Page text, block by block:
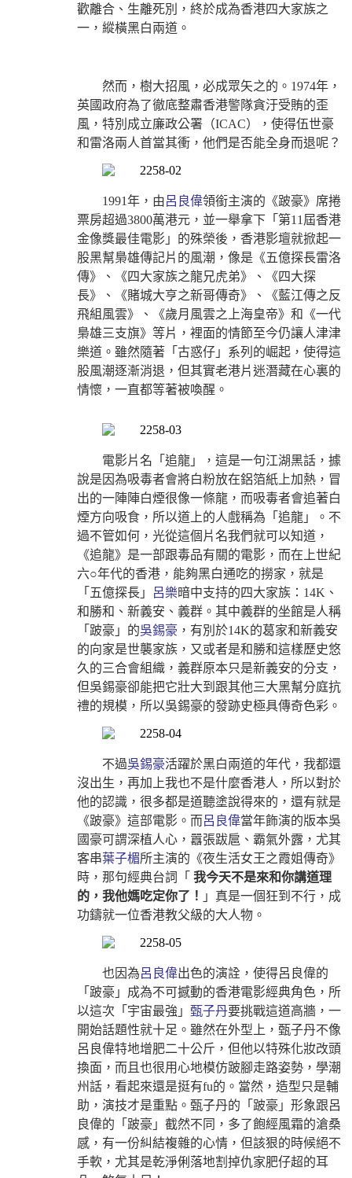
歡離合、生離死別，終於成為香港四大家族之
一，縱橫黑白兩道。
然而，樹大招風，必成眾矢之的。1974年，
英國政府為了徹底整肅香港警隊貪汙受賄的歪
風，特別成立廉政公署（ICAC），使得伍世豪
和雷洛兩人首當其衝，他們是否能全身而退呢？
1991年，由呂良偉領銜主演的《跛豪》席捲
票房超過3800萬港元，並一舉拿下「第11屆香港
金像獎最佳電影」的殊榮後，香港影壇就掀起一
股黑幫梟雄傳記片的風潮，像是《五億探長雷洛
傳》、《四大家族之龍兄虎弟》、《四大探
長》、《賭城大亨之新哥傳奇》、《藍江傳之反
飛組風雲》、《歲月風雲之上海皇帝》和《一代
梟雄三支旗》等片，裡面的情節至今仍讓人津津
樂道。雖然隨著「古惑仔」系列的崛起，使得這
股風潮逐漸消退，但其實老港片迷潛藏在心裏的
情懷，一直都等著被喚醒。
電影片名「追龍」，這是一句江湖黑話，據
說是因為吸毒者會將白粉放在鋁箔紙上加熱，冒
出的一陣陣白煙很像一條龍，而吸毒者會追著白
煙方向吸食，所以道上的人戲稱為「追龍」。不
過不管如何，光從這個片名我們就可以知道，
《追龍》是一部跟毒品有關的電影，而在上世紀
六○年代的香港，能夠黑白通吃的撈家，就是
「五億探長」
呂樂暗中支持的四大家族：14K、
和勝和、新義安、義群。其中義群的坐館是人稱
「跛豪」的吳錫豪 ，有別於14K的葛家和新義安
的向家是世襲家族，又或者是和勝和這樣歷史悠
久的三合會組織，義群原本只是新義安的分支，
但吳錫豪卻能把它壯大到跟其他三大黑幫分庭抗
禮的規模，所以吳錫豪的發跡史極具傳奇色彩。
不過吳錫豪活躍於黑白兩道的年代，我都還
沒出生，再加上我也不是什麼香港人，所以對於
他的認識，很多都是道聽塗說得來的，還有就是
《跛豪》這部電影。而呂良偉當年飾演的版本吳
國豪可謂深植人心，囂張跋扈、霸氣外露，尤其
客串葉子楣所主演的《夜生活女王之霞姐傳奇》
時，那句經典台詞「 我今天不是來和你講道理
的，我他媽吃定你了！ 」真是一個狂到不行，成
功鑄就一位香港教父級的大人物。
也因為呂良偉出色的演詮，使得呂良偉的
「跛豪」成為不可撼動的香港電影經典角色，所
以這次「宇宙最強」 甄子丹要挑戰這道高牆，一
開始話題性就十足。雖然在外型上，甄子丹不像
呂良偉特地增肥二十公斤，但他以特殊化妝改頭
換面，而且也很用心地模仿跛腳走路姿勢，學潮
州話，看起來還是挺有fu的。當然，造型只是輔
助，演技才是重點。甄子丹的「跛豪」形象跟呂
良偉的「跛豪」截然不同，多了飽經風霜的滄桑
感，有一份糾結複雜的心情，但該狠的時候絕不
手軟，尤其是乾淨俐落地割掉仇家肥仔超的耳